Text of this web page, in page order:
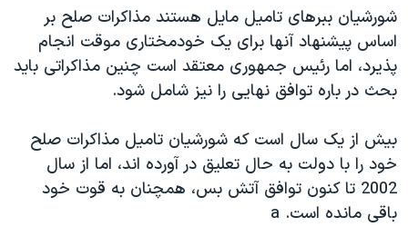
اسرائیل در جنگ
گالری عکس
آرشیو پخش زنده
ورزش زنان در ایران
اعتراضات زن، زندگی، آزادی
مجموعه مستندهای دادخواهی
دادگاه حمید نوری
چهل سال گروگان‌گیری
قانون شفافیت دارائی کادر رهبری ایران
شورشيان ببرهای تاميل مايل هستند مذاکرات صلح بر
اساس پيشنهاد آنها برای يک خودمختاری موقت انجام
پذيرد، اما رئيس جمهوری معتقد است چنين مذاکراتی بايد
بحث در باره توافق نهايی را نيز شامل شود.
بيش از يک سال است که شورشيان تاميل مذاکرات صلح
خود را با دولت به حال تعليق در آورده اند، اما از سال
2002 تا کنون توافق آتش بس، همچنان به قوت خود
باقی مانده است. a